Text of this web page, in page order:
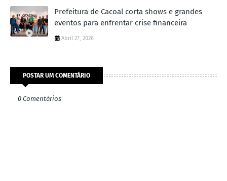
Prefeitura de Cacoal corta shows e grandes
eventos para enfrentar crise financeira
Abril 27, 2026
POSTAR UM COMENTÁRIO
0 Comentários